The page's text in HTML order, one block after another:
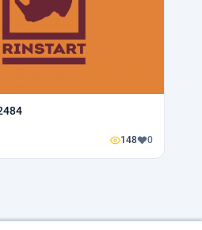
148 0